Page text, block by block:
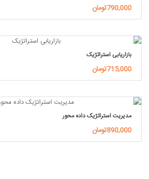
790,000تومان
بازاریابی استراتژیک
715,000تومان
مدیریت استراتژیک داده محور
890,000تومان